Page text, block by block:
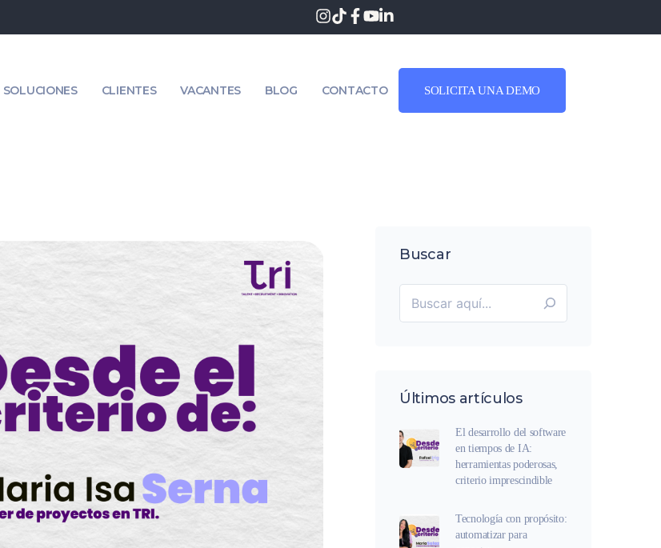
SOLUCIONES CLIENTES VACANTES BLOG CONTACTO SOLICITA UNA DEMO
Buscar
Últimos artículos
El desarrollo del software
en tiempos de IA:
herramientas poderosas,
criterio imprescindible
Tecnología con propósito:
automatizar para